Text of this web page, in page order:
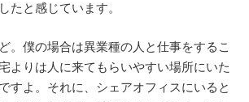
たと感じています。
。僕の場合は異業種の人と仕事をするこ
よりは人に来てもらいやすい場所にいた
すよ。それに、シェアオフィスにいると